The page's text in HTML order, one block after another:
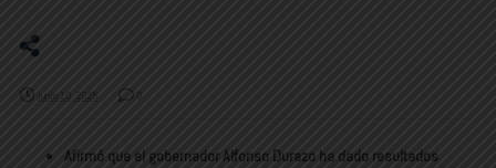
junio 10, 2025 0
Afirmó que el gobernador Alfonso Durazo ha dado resultados